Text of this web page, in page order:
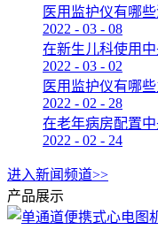
医用监护仪有哪
2022 - 03 - 08
在新生儿科使用
2022 - 03 - 02
医用监护仪有哪
2022 - 02 - 28
在老年病房配置
2022 - 02 - 24
进入新闻频道>>
产品展示